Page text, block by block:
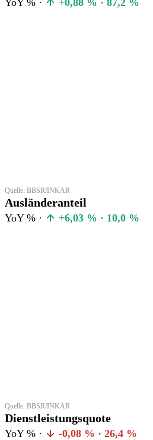
Quelle: BBSR/INKAR
Ausländeranteil
YoY % · +6,03 % · 10,0 %
Quelle: BBSR/INKAR
Dienstleistungsquote
YoY % · -0,08 % · 26,4 %